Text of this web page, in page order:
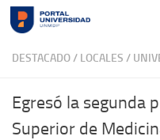
Skip to content
DESTACADO/ LOCALES /
Egresó la segunda
Superior de